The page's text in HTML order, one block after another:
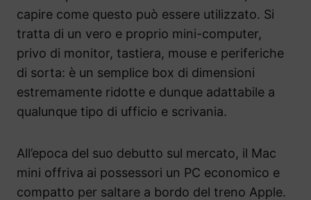
capire come questo può essere utilizzato. Si
tratta di un vero e proprio mini-computer,
privo di monitor, tastiera, mouse e periferiche
di sorta: è un semplice box di dimensioni
estremamente ridotte e dunque adattabile a
qualunque tipo di ufficio e scrivania.
All’epoca del suo debutto sul mercato, il Mac
mini offriva ai possessori un PC economico e
compatto per saltare a bordo del treno Apple.